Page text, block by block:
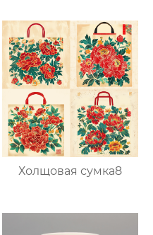
Холщовая сумка8